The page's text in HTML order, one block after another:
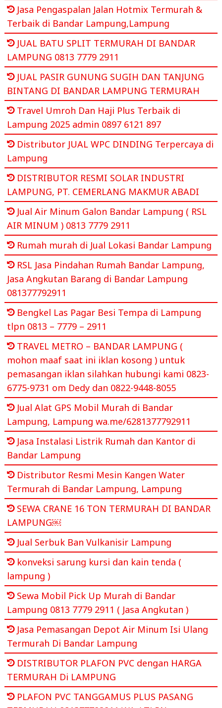
Jasa Pengaspalan Jalan Hotmix Termurah &
Terbaik di Bandar Lampung,Lampung
JUAL BATU SPLIT TERMURAH DI BANDAR
LAMPUNG 0813 7779 2911
JUAL PASIR GUNUNG SUGIH DAN TANJUNG
BINTANG DI BANDAR LAMPUNG TERMURAH
Travel Umroh Dan Haji Plus Terbaik di
Lampung 2025 admin 0897 6121 897
Distributor JUAL WPC DINDING Terpercaya di
Lampung
DISTRIBUTOR RESMI SOLAR INDUSTRI
LAMPUNG, PT. CEMERLANG MAKMUR ABADI
Jual Air Minum Galon Bandar Lampung ( RSL
AIR MINUM ) 0813 7779 2911
Rumah murah di Jual Lokasi Bandar Lampung
RSL Jasa Pindahan Rumah Bandar Lampung,
Jasa Angkutan Barang di Bandar Lampung
081377792911
Bengkel Las Pagar Besi Tempa di Lampung
tlpn 0813 – 7779 – 2911
TRAVEL METRO – BANDAR LAMPUNG (
mohon maaf saat ini iklan kosong ) untuk
pemasangan iklan silahkan hubungi kami 0823-
6775-9731 om Dedy dan 0822-9448-8055
Jual Alat GPS Mobil Murah di Bandar
Lampung, Lampung wa.me/6281377792911
Jasa Instalasi Listrik Rumah dan Kantor di
Bandar Lampung
Distributor Resmi Mesin Kangen Water
Termurah di Bandar Lampung, Lampung
SEWA CRANE 16 TON TERMURAH DI BANDAR
LAMPUNG￼
Jual Serbuk Ban Vulkanisir Lampung
konveksi sarung kursi dan kain tenda (
lampung )
Sewa Mobil Pick Up Murah di Bandar
Lampung 0813 7779 2911 ( Jasa Angkutan )
Jasa Pemasangan Depot Air Minum Isi Ulang
Termurah Di Bandar Lampung
DISTRIBUTOR PLAFON PVC dengan HARGA
TERMURAH Di LAMPUNG
PLAFON PVC TANGGAMUS PLUS PASANG